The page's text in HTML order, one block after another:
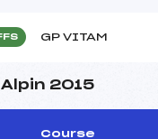
GP VITAM
2015
Course